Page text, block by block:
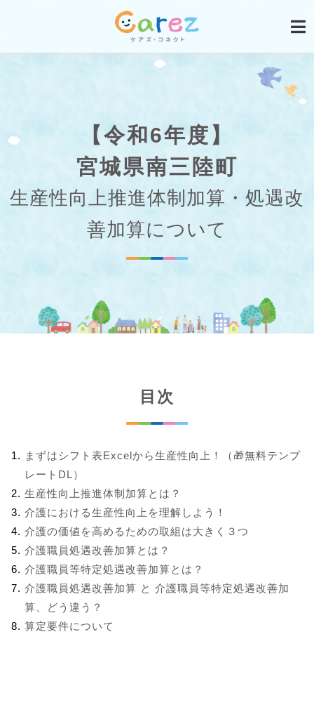
【令和6年度】
宮城県南三陸町
生産性向上推進体制加算・処遇改
善加算について
目次
まずはシフト表Excelから生産性向上！（🎁無料テンプ
レートDL）
生産性向上推進体制加算とは？
介護における生産性向上を理解しよう！
介護の価値を高めるための取組は大きく３つ
介護職員処遇改善加算とは？
介護職員等特定処遇改善加算とは？
介護職員処遇改善加算 と 介護職員等特定処遇改善加
算、どう違う？
算定要件について